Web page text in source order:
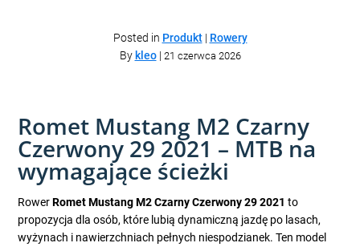
Posted in Produkt| Rowery
By kleo| 21 czerwca 2026
Romet Mustang M2 Czarny
Czerwony 29 2021 – MTB na
wymagające ścieżki
RowerRomet Mustang M2 Czarny Czerwony 29 2021 to
propozycja dla osób, które lubią dynamiczną jazdę po lasach,
wyżynach i nawierzchniach pełnych niespodzianek. Ten model